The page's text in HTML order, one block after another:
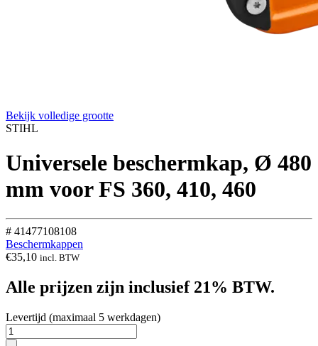
Bekijk volledige grootte
STIHL
Universele beschermkap, Ø 480
mm voor FS 360, 410, 460
# 41477108108
Beschermkappen
€35,10 incl. BTW
Alle prijzen zijn inclusief 21% BTW.
Levertijd (maximaal 5 werkdagen)